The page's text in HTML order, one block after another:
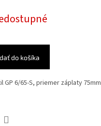
do košíka
GP 6/65-S, priemer záplaty 75mm